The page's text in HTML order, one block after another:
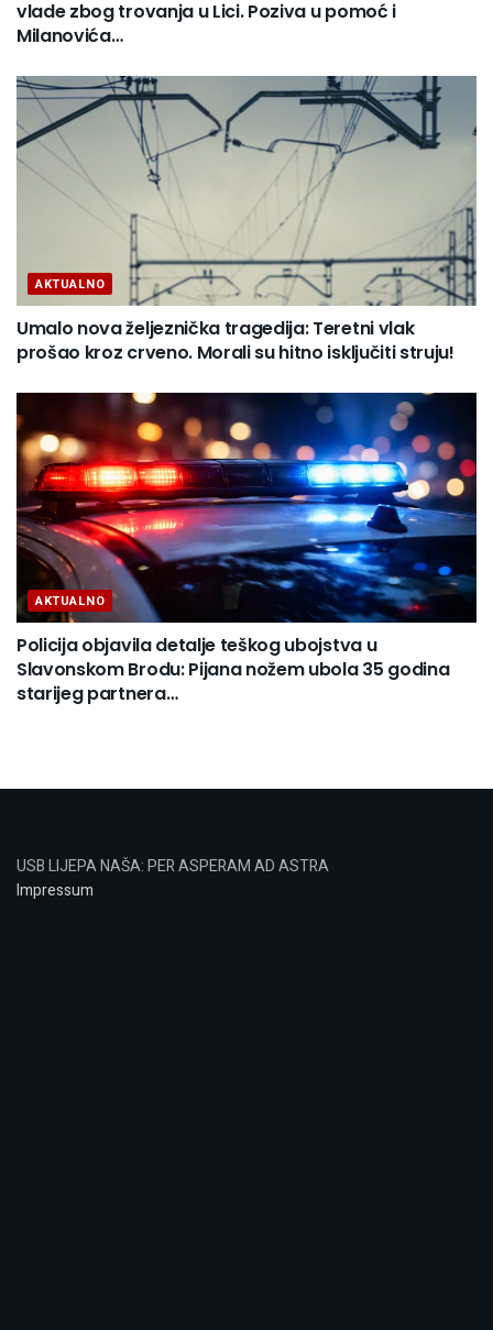
vlade zbog trovanja u Lici. Poziva u pomoć i
Milanovića…
AKTUALNO
Umalo nova željeznička tragedija: Teretni vlak
prošao kroz crveno. Morali su hitno isključiti struju!
AKTUALNO
Policija objavila detalje teškog ubojstva u
Slavonskom Brodu: Pijana nožem ubola 35 godina
starijeg partnera…
USB LIJEPA NAŠA: PER ASPERAM AD ASTRA
Impressum